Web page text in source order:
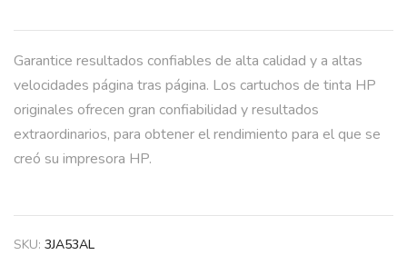
Garantice resultados confiables de alta calidad y a altas
velocidades página tras página. Los cartuchos de tinta HP
originales ofrecen gran confiabilidad y resultados
extraordinarios, para obtener el rendimiento para el que se
creó su impresora HP.
SKU: 3JA53AL